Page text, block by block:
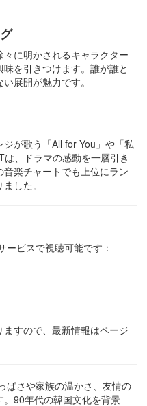
に明かされるキャラクター
を引きつけます。​誰が誰と
展開が魅力です。​
が歌う「All for You」や「私
、ドラマの感動を一層引き
楽チャートでも上位にラン
した。​
ービスで視聴可能です：​
すので、最新情報はページ
ぱさや家族の温かさ、友情の
​90年代の韓国文化を背景